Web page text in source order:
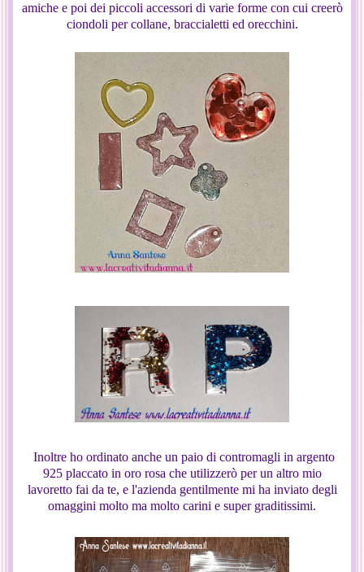
amiche e poi dei piccoli accessori di varie forme con cui creerò
ciondoli per collane, braccialetti ed orecchini.
Inoltre ho ordinato anche un paio di contromagli in argento
925 placcato in oro rosa che utilizzerò per un altro mio
lavoretto fai da te, e l'azienda gentilmente mi ha inviato degli
omaggini molto ma molto carini e super graditissimi.